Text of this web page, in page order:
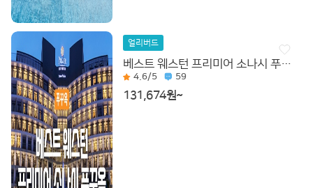
얼리버드
베스트 웨스턴 프리미어 소나시 푸꾸옥
4.6/5 59
131,674원~